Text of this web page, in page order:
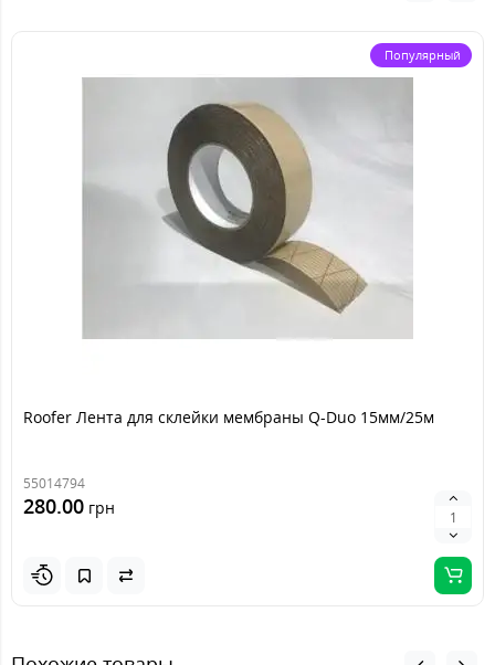
грн
Популярный
Roofer Лента для склейки мембраны Q-Duo 15мм/25м
55014794
280.00 грн